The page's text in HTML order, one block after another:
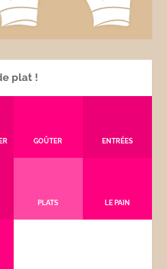
plat !
GOÛTER ENTRÉES
PLATS LE PAIN